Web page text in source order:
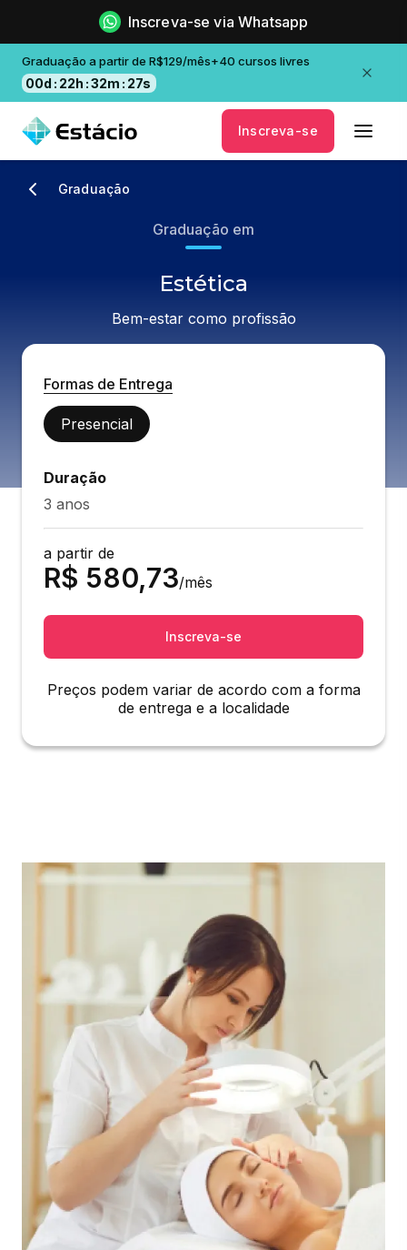
Inscreva-se via Whatsapp
Graduação a partir de R$129/mês+40 cursos livres
00d : 22h :32m : 27s
Inscreva-se
Graduação
Graduação em
Estética
Bem-estar como profissão
Formas de Entrega
Presencial
Duração
3 anos
a partir de
R$ 580,73/mês
Inscreva-se
Preços podem variar de acordo com a forma
de entrega e a localidade